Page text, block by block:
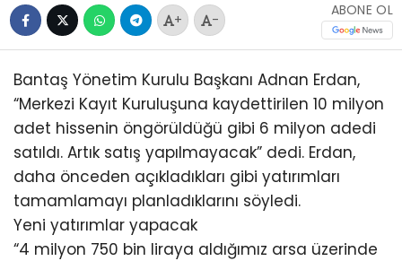
+ -
ABONE OL
Bantaş Yönetim Kurulu Başkanı Adnan Erdan,
“Merkezi Kayıt Kuruluşuna kaydettirilen 10 milyon
adet hissenin öngörüldüğü gibi 6 milyon adedi
satıldı. Artık satış yapılmayacak” dedi. Erdan,
daha önceden açıkladıkları gibi yatırımları
tamamlamayı planladıklarını söyledi.
Yeni yatırımlar yapacak
“4 milyon 750 bin liraya aldığımız arsa üzerinde